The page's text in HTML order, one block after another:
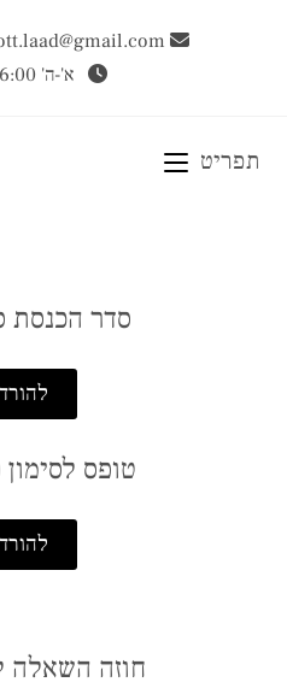
תפריט
סדר הכנסת
טופס
חוזה השאלה